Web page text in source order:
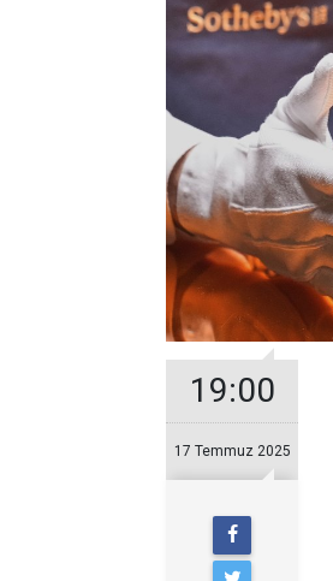
19:00
17 Temmuz 2025